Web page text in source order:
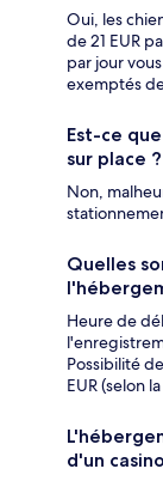
Oui, les
de 21 EUR
par jour
exemptés
Est-ce
sur place ?
Non,
Quelles
Heure de
Possibilité
EUR (selon
d'un